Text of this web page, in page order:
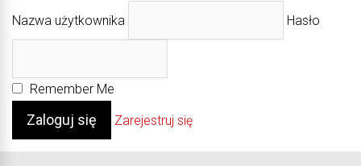
Nazwa użytkownika Hasło
Remember Me
Zarejestruj się